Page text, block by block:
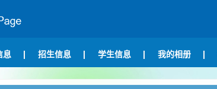
息 招生信息 学生信息 我的相册